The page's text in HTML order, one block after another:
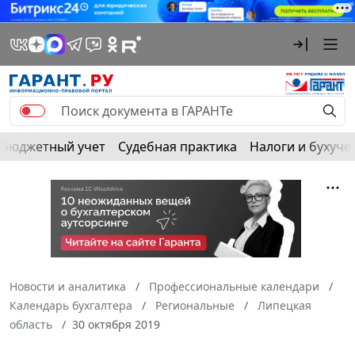
Бюджетный учет Судебная практика Налоги и
Новости и аналитика
Профессиональные календари
Календарь бухгалтера
Региональные
Липецкая
область
30 октября 2019